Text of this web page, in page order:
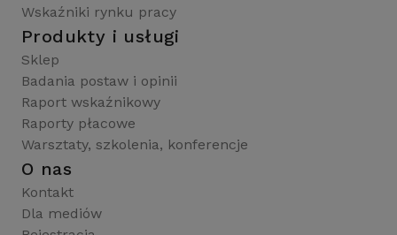
Wskaźniki rynku pracy
Produkty i usługi
Sklep
Badania postaw i opinii
Raport wskaźnikowy
Raporty płacowe
Warsztaty, szkolenia, konferencje
O nas
Kontakt
Dla mediów